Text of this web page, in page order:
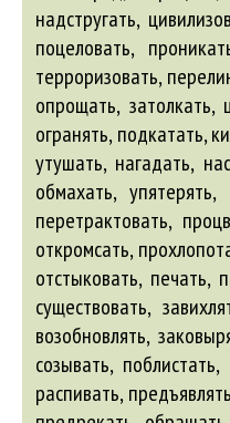
надстругать,
поцеловать,
терроризовать,
опрощать, затолкать,
огранять, подкатать,
утушать, нагадать,
обмахать,
перетрактовать,
откромсать,
отстыковать, печать,
существовать,
возобновлять,
созывать,
распивать,